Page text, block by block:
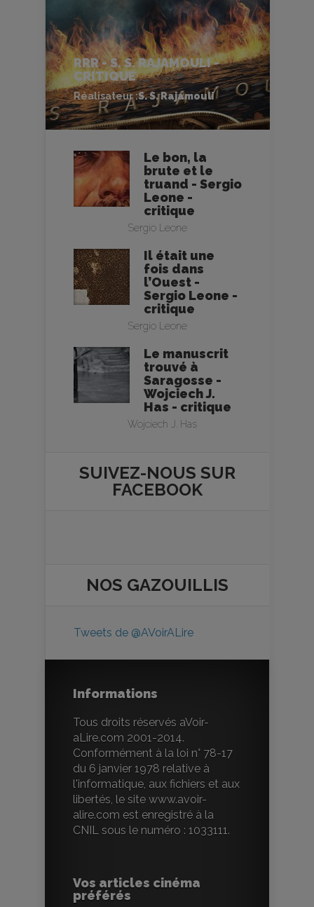
RRR - S. S. RAJAMOULI -
CRITIQUE
Réalisateur :S. S. Rajamouli
Le bon, la
brute et le
truand - Sergio
Leone -
critique
Sergio Leone
Il était une
fois dans
l’Ouest -
Sergio Leone -
critique
Sergio Leone
Le manuscrit
trouvé à
Saragosse -
Wojciech J.
Has - critique
Wojciech J. Has
SUIVEZ-NOUS SUR
FACEBOOK
NOS GAZOUILLIS
Tweets de @AVoirALire
Informations
Tous droits réservés aVoir-
aLire.com 2001-2014.
Conformément à la loi n° 78-17
du 6 janvier 1978 relative à
l'informatique, aux fichiers et aux
libertés, le site www.avoir-
alire.com est enregistré à la
CNIL sous le numéro : 1033111.
Vos articles cinéma
préférés